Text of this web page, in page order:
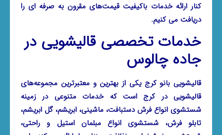
کنار ارائه خدمات باکیفیت قیمت‌های مقرون به صرفه ای را
دریافت می کنیم.
خدمات تخصصی قالیشویی در
جاده چالوس
قالیشویی بانو کرج یکی از بهترین و معتبرترین مجموعه‌های
قالیشویی در کرج است که خدمات متنوعی در زمینه
شستشوی انواع فرش دستبافت، ماشینی، ابریشم، گل ابریشم،
تابلو فرش، شستشوی انواع مبلمان استیل و راحتی،